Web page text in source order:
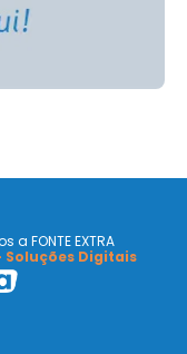
FONTE EXTRA
Soluções Digitais